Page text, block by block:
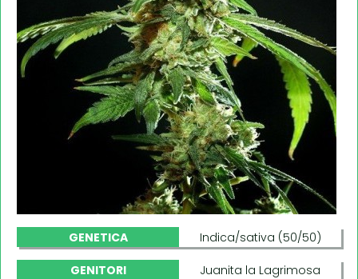
GENETICA Indica/sativa (50/50)
GENITORI Juanita la Lagrimosa